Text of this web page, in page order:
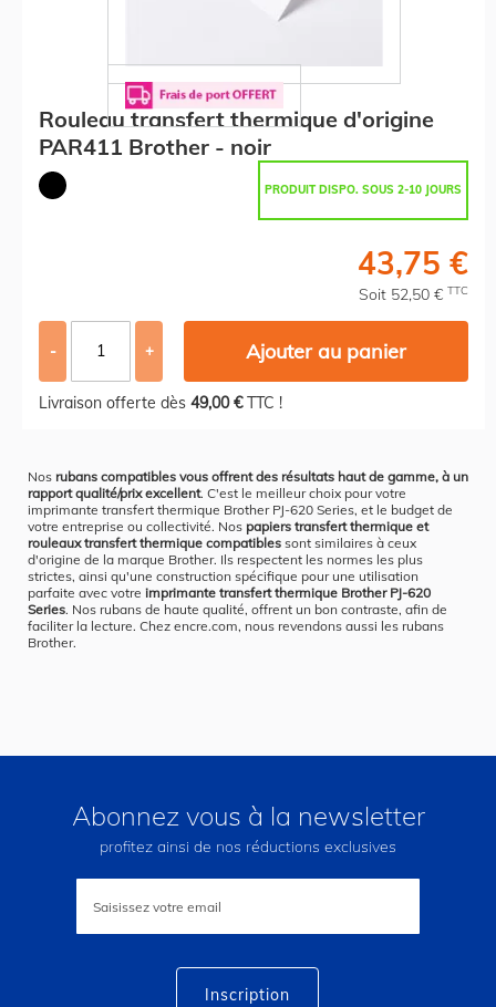
Rouleau transfert thermique d'origine
PAR411 Brother - noir
PRODUIT DISPO. SOUS 2-10 JOURS
43,75 €
Soit 52,50 € TTC
- + Ajouter au panier
Livraison offerte dès 49,00 €TTC !
Nos rubans compatibles vous offrent des résultats haut de gamme, à un
rapport qualité/prix excellent. C'est le meilleur choix pour votre
imprimante transfert thermique Brother PJ-620 Series, et le budget de
votre entreprise ou collectivité. Nos papiers transfert thermique et
rouleaux transfert thermique compatibles sont similaires à ceux
d'origine de la marque Brother. Ils respectent les normes les plus
strictes, ainsi qu'une construction spécifique pour une utilisation
parfaite avec votre imprimante transfert thermique Brother PJ-620
Series. Nos rubans de haute qualité, offrent un bon contraste, afin de
faciliter la lecture. Chez encre.com, nous revendons aussi les rubans
Brother.
Abonnez vous à la newsletter
profitez ainsi de nos réductions exclusives
lettre
Inscription